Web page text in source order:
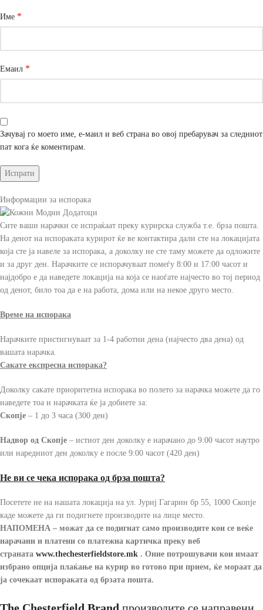
Име *
Емаил *
Зачувај го моето име, е-маил и веб страна во овој пребарувач за следниот
пат кога ќе коментирам.
Информации за испорака
Сите ваши нарачки се испраќаат преку курирска служба т.е. брза пошта.
На денот на испораката курирот ќе ве контактира дали сте на локацијата
која сте ја навеле за испорака, а доколку не сте таму можете да одложите
и за друг ден. Нарачките се испорачуваат помеѓу 8:00 и 17:00 часот и
најдобро е да наведете локација на која се наоѓате најчесто во тој период
од денот, било тоа да е на работа, дома или на некое друго место.
Време на испорака
Нарачките пристигнуваат за 1-4 работни дена (најчесто два дена) од
вашата нарачка.
Сакате експресна испорака?
Доколку сакате приоритетна испорака во полето за нарачка можете да го
наведете тоа и нарачката ќе ја добиете за:
Скопје – 1 до 3 часа (300 ден)
Надвор од Скопје – истиот ден доколку е нарачано до 9:00 часот наутро
или наредниот ден доколку е после 9:00 часот (420 ден)
Не ви се чека испорака од брза пошта?
Посетете не на нашата локација на ул. Јуриј Гагарин бр 55, 1000 Скопје
каде можете да ги подигнете производите на лице место.
НАПОМЕНА – можат да се подигнат само производите кои се веќе
нарачани и платени со платежна картичка преку веб
страната www.thechesterfieldstore.mk . Оние потрошувачи кои имаат
избрано опција плаќање на курир во готово при прием, ќе мораат да
ја сочекаат испораката од брзата пошта.